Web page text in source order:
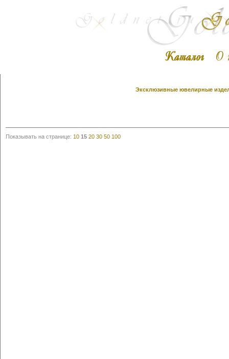
Эксклюзивные ювелирные
Показывать на странице: 10 15 20 30 50 100